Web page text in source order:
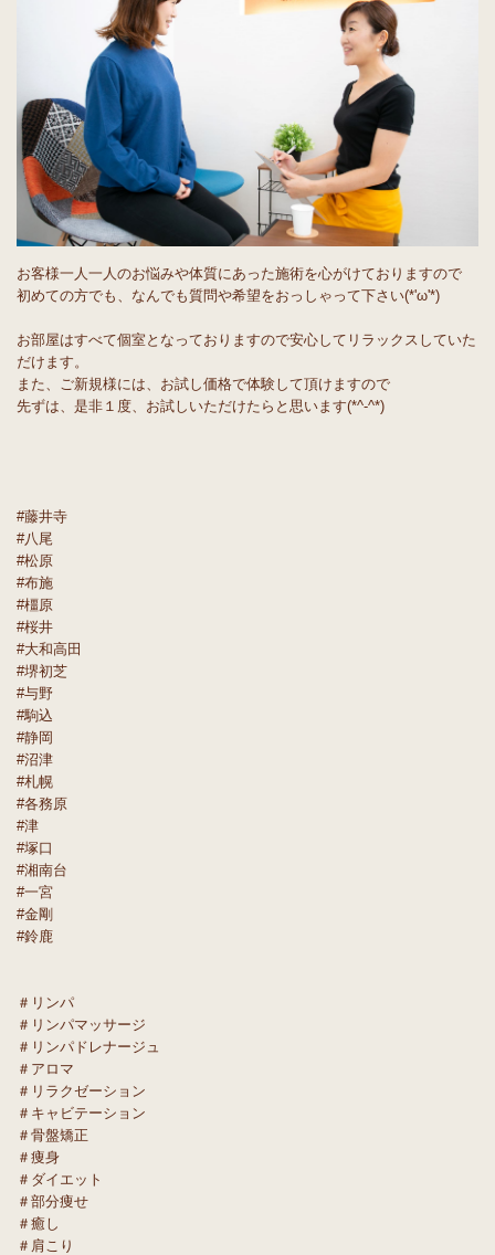
お客様一人一人のお悩みや体質にあった施術を心がけておりますので
初めての方でも、なんでも質問や希望をおっしゃって下さい(*'ω'*)
お部屋はすべて個室となっておりますので安心してリラックスしていた
だけます。
また、ご新規様には、お試し価格で体験して頂けますので
先ずは、是非１度、お試しいただけたらと思います(*^-^*)
#藤井寺
#八尾
#松原
#布施
#橿原
#桜井
#大和高田
#堺初芝
#与野
#駒込
#静岡
#沼津
#札幌
#各務原
#津
#塚口
#湘南台
#一宮
#金剛
#鈴鹿
＃リンパ
＃リンパマッサージ
＃リンパドレナージュ
＃アロマ
＃リラクゼーション
＃キャビテーション
＃骨盤矯正
＃痩身
＃ダイエット
＃部分痩せ
＃癒し
＃肩こり